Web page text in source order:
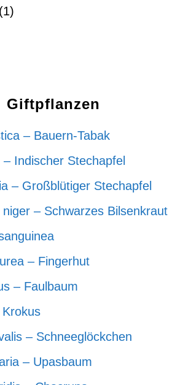
(1)
Giftpflanzen
– Bauern-Tabak
Indischer Stechapfel
– Großblütiger Stechapfel
– Schwarzes Bilsenkraut
– Fingerhut
– Faulbaum
– Schneeglöckchen
– Upasbaum